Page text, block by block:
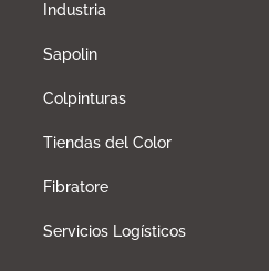
Industria
Sapolin
Colpinturas
Tiendas del Color
Fibratore
Servicios Logísticos